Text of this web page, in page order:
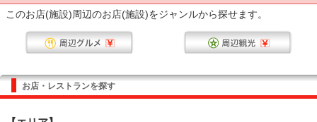
このお店(施設)周辺のお店(施設)をジャンルから探せます。
お店・レストランを探す